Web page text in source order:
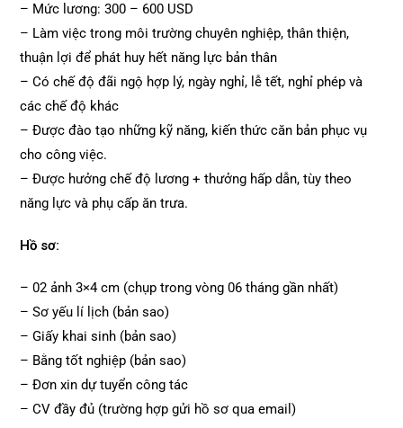
– Mức lương: 300 – 600 USD
– Làm việc trong môi trường chuyên nghiệp, thân thiện,
thuận lợi để phát huy hết năng lực bản thân
– Có chế độ đãi ngộ hợp lý, ngày nghỉ, lễ tết, nghỉ phép và
các chế độ khác
– Được đào tạo những kỹ năng, kiến thức căn bản phục vụ
cho công việc.
– Được hưởng chế độ lương + thưởng hấp dẫn, tùy theo
năng lực và phụ cấp ăn trưa.
Hồ sơ:
– 02 ảnh 3×4 cm (chụp trong vòng 06 tháng gần nhất)
– Sơ yếu lí lịch (bản sao)
– Giấy khai sinh (bản sao)
– Bằng tốt nghiệp (bản sao)
– Đơn xin dự tuyển công tác
– CV đầy đủ (trường hợp gửi hồ sơ qua email)